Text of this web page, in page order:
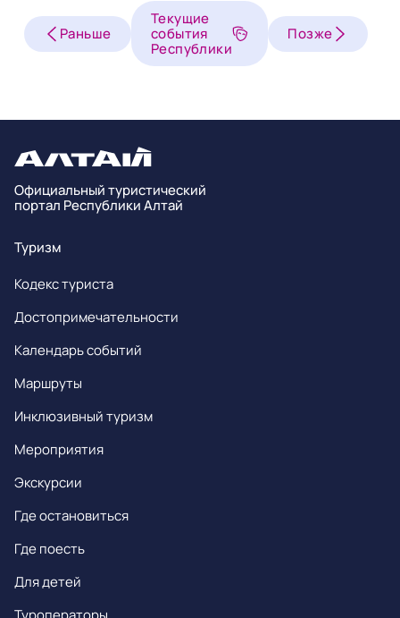
Раньше
Текущие
события
Республики
Позже
Официальный туристический
портал Республики Алтай
Туризм
Кодекс туриста
Достопримечательности
Календарь событий
Маршруты
Инклюзивный туризм
Мероприятия
Экскурсии
Где остановиться
Где поесть
Для детей